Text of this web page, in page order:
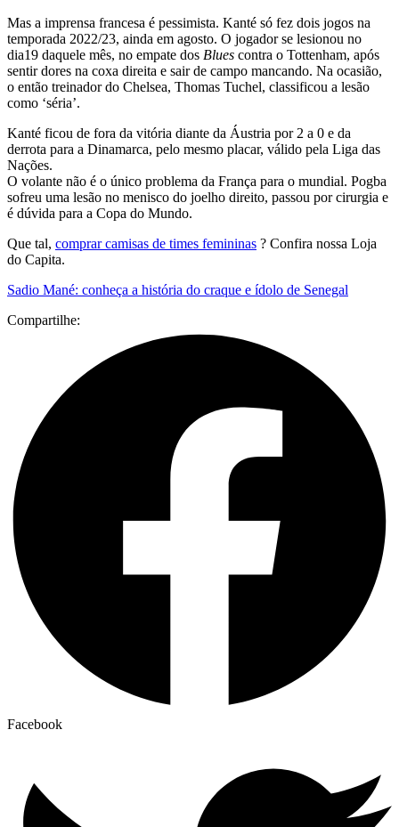
Mas a imprensa francesa é pessimista. Kanté só fez dois jogos na
temporada 2022/23, ainda em agosto. O jogador se lesionou no
dia19 daquele mês, no empate dos Blues contra o Tottenham, após
sentir dores na coxa direita e sair de campo mancando. Na ocasião,
o então treinador do Chelsea, Thomas Tuchel, classificou a lesão
como ‘séria’.
Kanté ficou de fora da vitória diante da Áustria por 2 a 0 e da
derrota para a Dinamarca, pelo mesmo placar, válido pela Liga das
Nações.
O volante não é o único problema da França para o mundial. Pogba
sofreu uma lesão no menisco do joelho direito, passou por cirurgia e
é dúvida para a Copa do Mundo.
Que tal, comprar camisas de times femininas ? Confira nossa Loja
do Capita.
Sadio Mané: conheça a história do craque e ídolo de Senegal
Compartilhe:
Facebook